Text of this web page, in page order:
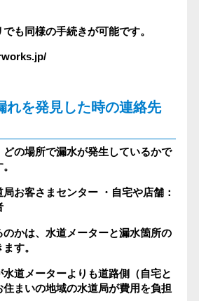
も同様の手続きが可能です。
れを発見した時の連絡先
の場所で漏水が発生しているかで
局お客さまセンター・自宅や店舗：
のかは、水道メーターと漏水箇所の
す。
道メーターよりも道路側（自宅と
住まいの地域の水道局が費用を負担